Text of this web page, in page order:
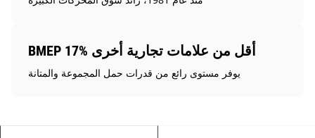
BMEP 17% أقل من علامات تجارية أخرى
يوفر مستوى رائع من قدرات حمل المجموعة والمتانة